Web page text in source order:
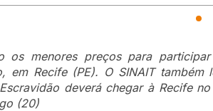
os menores preços para
em Recife (PE). O SINAIT
deverá chegar à Recife
(20)